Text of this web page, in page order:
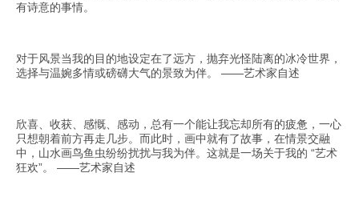
有诗意的事情。
对于风景当我的目的地设定在了远方，抛弃光怪陆离的冰冷世界，
选择与温婉多情或磅礴大气的景致为伴。 ——艺术家自述
欣喜、收获、感慨、感动，总有一个能让我忘却所有的疲惫，一心
只想朝着前方再走几步。而此时，画中就有了故事，在情景交融
中，山水画鸟鱼虫纷纷扰扰与我为伴。这就是一场关于我的 “艺术
狂欢”。 ——艺术家自述